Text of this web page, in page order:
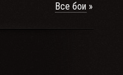
Все бои